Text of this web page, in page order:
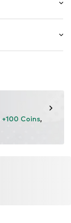
+100 Coins,